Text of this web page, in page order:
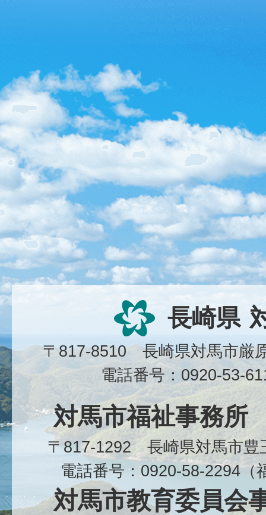
長崎県
〒817-8510 長崎県対馬市
電話番号：0920-53-
対馬市福祉事務所
〒817-1292 長崎県対馬市
電話番号：0920-58-2294（
対馬市教育委員会